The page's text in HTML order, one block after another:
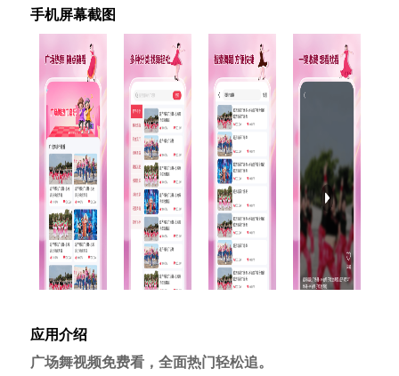
手机屏幕截图
应用介绍
广场舞视频免费看，全面热门轻松追。